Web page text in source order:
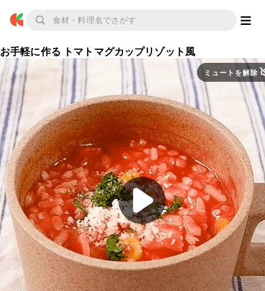
お手軽に作る トマトマグカップリゾット風
ミュートを解除